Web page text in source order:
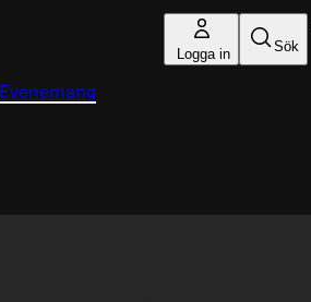
Logga in Sök
Evenemang